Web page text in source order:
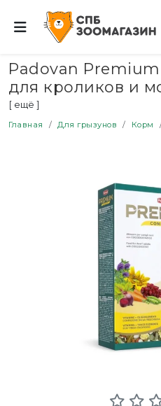
Padovan
для кроликов и
комплексный
[ ещё ]
Главная Для грызунов Корм